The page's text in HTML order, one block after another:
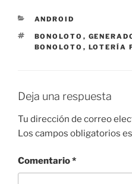
e
b
o
k
A
p
a
m
CATEGORÍAS
ANDROID
ETIQUETAS
BONOLOTO ,
BONOLOTO , LOTERÍA
Deja una respuesta
Tu dirección de correo
Los campos obligatorios
Comentario*